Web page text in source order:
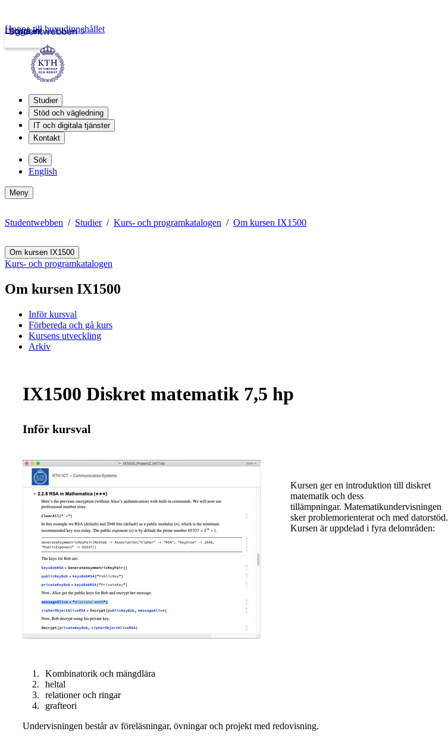
Studentwebben
Logga in
Hoppa till huvudinnehållet
Studier
Stöd och vägledning
IT och digitala tjänster
Kontakt
Sök
English
Meny
Studentwebben Studier Kurs- och programkatalogen Om kursen IX1500
Om kursen IX1500
Kurs- och programkatalogen
Om kursen IX1500
Inför kursval
Förbereda och gå kurs
Kursens utveckling
Arkiv
IX1500 Diskret matematik 7,5 hp
Inför kursval
Kursen ger en introduktion till diskret
matematik och dess
tillämpningar. Matematikundervisningen
sker problemorienterat och med datorstöd.
Kursen är uppdelad i fyra delområden:
Kombinatorik och mängdlära
heltal
relationer och ringar
grafteori
Undervisningen består av föreläsningar, övningar och projekt med redovisning.